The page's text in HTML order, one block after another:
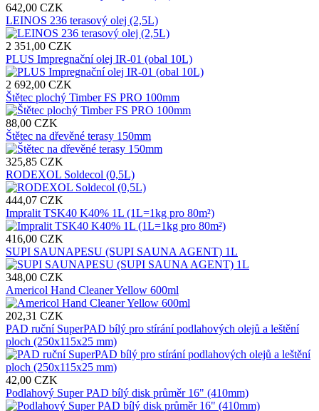
642,00 CZK
LEINOS 236 terasový olej (2,5L)
2 351,00 CZK
PLUS Impregnační olej IR-01 (obal 10L)
2 692,00 CZK
Štětec plochý Timber FS PRO 100mm
88,00 CZK
Štětec na dřevěné terasy 150mm
325,85 CZK
RODEXOL Soldecol (0,5L)
444,07 CZK
Impralit TSK40 K40% 1L (1L=1kg pro 80m²)
416,00 CZK
SUPI SAUNAPESU (SUPI SAUNA AGENT) 1L
348,00 CZK
Americol Hand Cleaner Yellow 600ml
202,31 CZK
PAD ruční SuperPAD bílý pro stírání podlahových olejů a leštění
ploch (250x115x25 mm)
42,00 CZK
Podlahový Super PAD bílý disk průměr 16" (410mm)